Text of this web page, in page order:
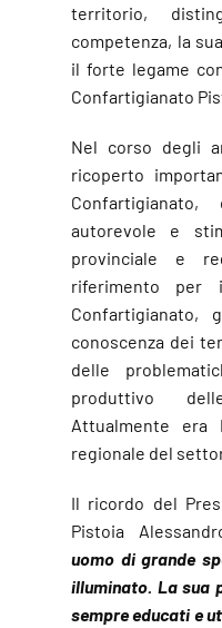
territorio,
competenza, la
il forte legame
Confartigianato
Nel corso degli
ricoperto
autorevole e
provinciale e
riferimento per
Confartigianato,
conoscenza dei
delle
produttivo
Attualmente era
regionale del
Il ricordo del
Pistoia
uomo di grande
illuminato. La sua
sempre educati e